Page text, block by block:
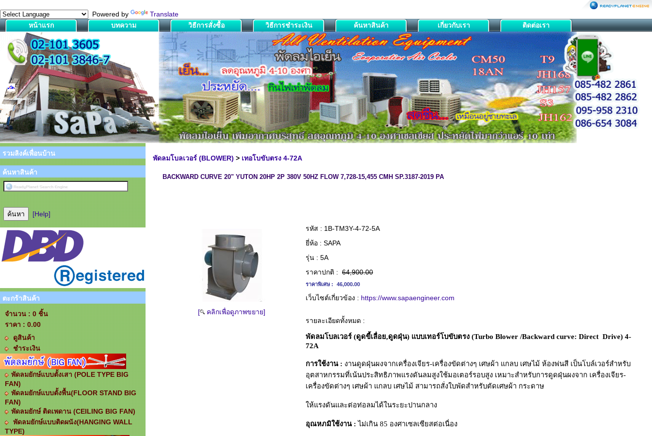
Powered by
Translate
หน้าแรก
บทความ วิธีการสั่งซื้อ วิธีการชำระเงิน ค้นหาสินค้า เกี่ยวกับเรา ติดต่อเรา
รวมลิงค์เพื่อนบ้าน
ค้นหาสินค้า
[Help]
ตะกร้าสินค้า
จำนวน : 0 ชิ้น
ราคา : 0.00
ดูสินค้า
ชำระเงิน
พัดลมยักษ์แบบตั้งเสา (POLE TYPE BIG
FAN)
พัดลมยักษ์แบบตั้งพื้น(FLOOR STAND BIG
FAN)
พัดลมยักษ์ ติดเพดาน (CEILING BIG FAN)
พัดลมยักษ์แบบติดผนัง(HANGING WALL
TYPE)
พัดลมโบลเวอร์ (BLOWER) > เทอโบขับตรง 4-72A
BACKWARD CURVE 20" YUTON 20HP 2P 380V 50HZ FLOW 7,728-15,455 CMH SP.3187-2019 PA
[ คลิกเพื่อดูภาพขยาย]
รหัส : 1B-TM3Y-4-72-5A
ยี่ห้อ : SAPA
รุ่น : 5A
ราคาปกติ : 64,900.00
ราคาพิเศษ : 46,000.00
เว็บไซต์เกี่ยวข้อง : https://www.sapaengineer.com
รายละเอียดทั้งหมด :
พัดลมโบลเวอร์ (ดูดขี้เลื่อย,ดูดฝุ่น) แบบเทอร์โบขับตรง (Turbo Blower /Backward curve: Direct Drive) 4-
72A
การใช้งาน : งานดูดฝุ่นผงจากเครื่องเจียร-เครื่องขัดต่างๆ เศษผ้า แกลบ เศษไม้ ห้องพ่นสี เป็นโบล์เวอร์สำหรับ
อุตสาหกรรมที่เน้นประสิทธิภาพแรงดันลมสูงใช้มอเตอร์รอบสูง เหมาะสำหรับการดูดฝุ่นผงจาก เครื่องเจียร-
เครื่องขัดต่างๆ เศษผ้า แกลบ เศษไม้ สามารถสั่งใบพัดสำหรับตัดเศษผ้า กระดาษ
ให้แรงดันและต่อท่อลมได้ในระยะปานกลาง
อุณหภมิใช้งาน : ไม่เกิน 85 องศาเซลเซียสต่อเนื่อง